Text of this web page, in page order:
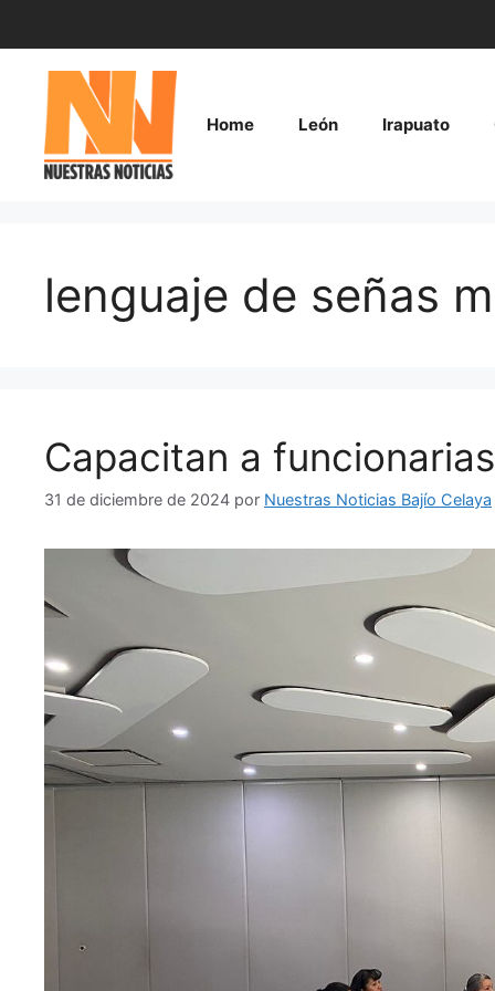
contenido
Home León Irapuato
lenguaje de señas
Capacitan a
31 de diciembre de 2024 por Nuestras Noticias Bajío Celaya